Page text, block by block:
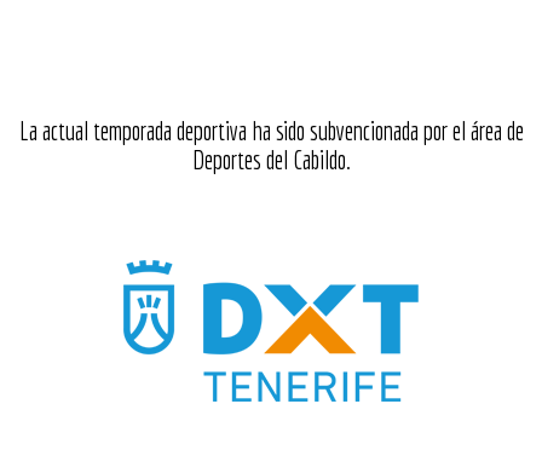
La actual temporada deportiva ha sido subvencionada por el área de
Deportes del Cabildo.